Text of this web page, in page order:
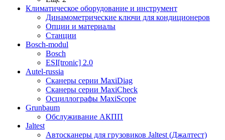
Климатическое оборудование и инструмент
Динамометрические ключи для кондиционеров
Опции и материалы
Станции
Bosch-modul
Bosch
ESI[tronic] 2.0
Autel-russia
Сканеры серии MaxiDiag
Сканеры серии MaxiCheck
Осциллографы MaxiScope
Grunbaum
Обслуживание АКПП
Jaltest
Автосканеры для грузовиков Jaltest (Джалтест)